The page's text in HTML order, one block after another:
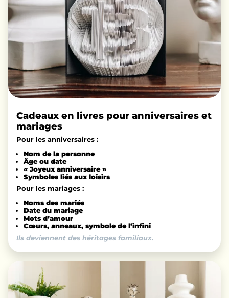
Cadeaux en livres pour anniversaires et
mariages
Pour les anniversaires :
Nom de la personne
Âge ou date
« Joyeux anniversaire »
Symboles liés aux loisirs
Pour les mariages :
Noms des mariés
Date du mariage
Mots d’amour
Cœurs, anneaux, symbole de l’infini
Ils deviennent des héritages familiaux.